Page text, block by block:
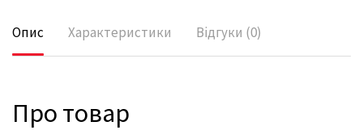
Опис Характеристики Відгуки (0)
Про товар